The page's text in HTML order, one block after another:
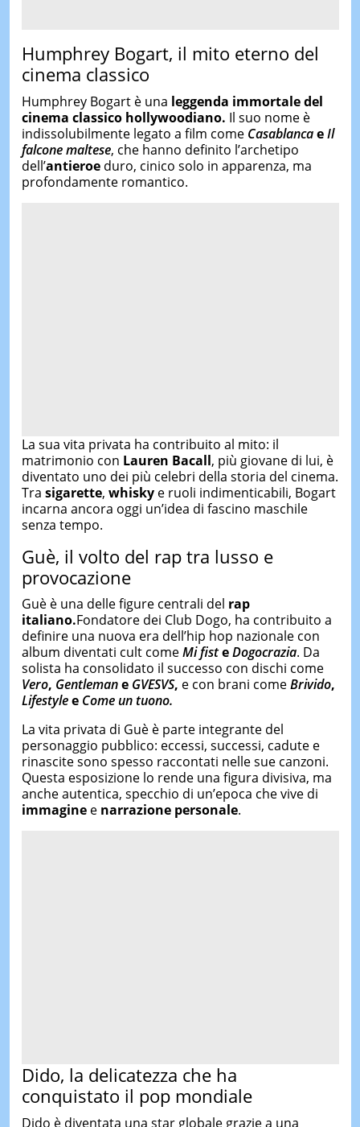
Humphrey Bogart, il mito eterno del
cinema classico
Humphrey Bogart è una leggenda immortale del
cinema classico hollywoodiano. Il suo nome è
indissolubilmente legato a film come CasablancaeIl
falcone maltese, che hanno definito l’archetipo
dell’antieroeduro, cinico solo in apparenza, ma
profondamente romantico.
La sua vita privata ha contribuito al mito: il
matrimonio con Lauren Bacall, più giovane di lui, è
diventato uno dei più celebri della storia del cinema.
Tra sigarette, whiskye ruoli indimenticabili, Bogart
incarna ancora oggi un’idea di fascino maschile
senza tempo.
Guè, il volto del rap tra lusso e
provocazione
Guè è una delle figure centrali del rap
italiano.Fondatore dei Club Dogo, ha contribuito a
definire una nuova era dell’hip hop nazionale con
album diventati cult comeMi fisteDogocrazia. Da
solista ha consolidato il successo con dischi come
Vero, Gentlemane GVESVS, e con brani comeBrivido,
Lifestylee Come un tuono.
La vita privata di Guè è parte integrante del
personaggio pubblico: eccessi, successi, cadute e
rinascite sono spesso raccontati nelle sue canzoni.
Questa esposizione lo rende una figura divisiva, ma
anche autentica, specchio di un’epoca che vive di
immaginee narrazione personale.
Dido, la delicatezza che ha
conquistato il pop mondiale
Dido è diventata una star globale grazie a una